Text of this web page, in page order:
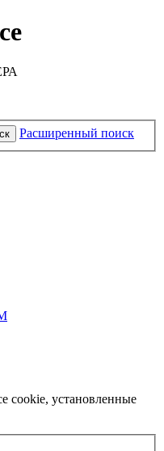
Расширенный поиск
cookie, установленные